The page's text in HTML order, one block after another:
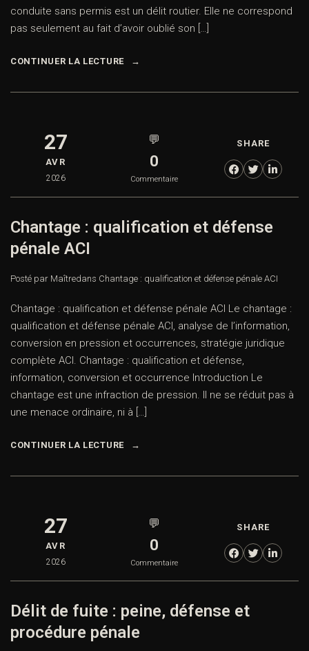
conduite sans permis est un délit routier. Elle ne correspond
pas seulement au fait d’avoir oublié son […]
CONTINUER LA LECTURE
27
AVR
2026
💬
0
Commentaire
SHARE
Chantage : qualification et défense
pénale ACI
Posté par Maîtredans Chantage : qualification et défense pénale ACI
Chantage : qualification et défense pénale ACI Le chantage :
qualification et défense pénale ACI, analyse de l’information,
conversion en pression et occurrences, stratégie juridique
complète ACI. Chantage : qualification et défense,
information, conversion et occurrence Introduction Le
chantage est une infraction de pression. Il ne se réduit pas à
une menace ordinaire, ni à […]
CONTINUER LA LECTURE
27
AVR
2026
💬
0
Commentaire
SHARE
Délit de fuite : peine, défense et
procédure pénale